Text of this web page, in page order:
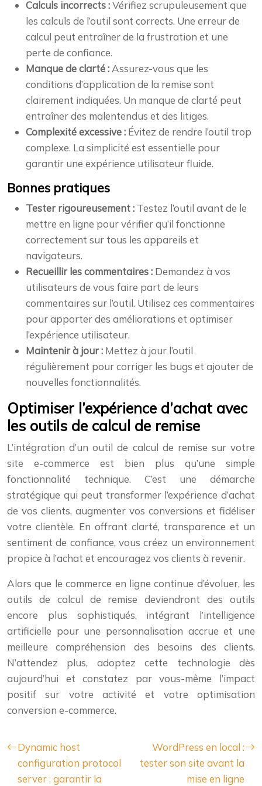
Calculs incorrects :Vérifiez scrupuleusement que
les calculs de l’outil sont corrects. Une erreur de
calcul peut entraîner de la frustration et une
perte de confiance.
Manque de clarté :Assurez-vous que les
conditions d’application de la remise sont
clairement indiquées. Un manque de clarté peut
entraîner des malentendus et des litiges.
Complexité excessive : Évitez de rendre l’outil trop
complexe. La simplicité est essentielle pour
garantir une expérience utilisateur fluide.
Bonnes pratiques
Tester rigoureusement : Testez l’outil avant de le
mettre en ligne pour vérifier qu’il fonctionne
correctement sur tous les appareils et
navigateurs.
Recueillir les commentaires : Demandez à vos
utilisateurs de vous faire part de leurs
commentaires sur l’outil. Utilisez ces commentaires
pour apporter des améliorations et optimiser
l’expérience utilisateur.
Maintenir à jour : Mettez à jour l’outil
régulièrement pour corriger les bugs et ajouter de
nouvelles fonctionnalités.
Optimiser l’expérience d’achat avec
les outils de calcul de remise
L’intégration d’un outil de calcul de remise sur votre
site e-commerce est bien plus qu’une simple
fonctionnalité technique. C’est une démarche
stratégique qui peut transformer l’expérience d’achat
de vos clients, augmenter vos conversions et fidéliser
votre clientèle. En offrant clarté, transparence et un
sentiment de confiance, vous créez un environnement
propice à l’achat et encouragez vos clients à revenir.
Alors que le commerce en ligne continue d’évoluer, les
outils de calcul de remise deviendront des outils
encore plus sophistiqués, intégrant l’intelligence
artificielle pour une personnalisation accrue et une
meilleure compréhension des besoins des clients.
N’attendez plus, adoptez cette technologie dès
aujourd’hui et constatez par vous-même l’impact
positif sur votre activité et votre optimisation
conversion e-commerce.
Dynamic host
configuration protocol
server : garantir la
WordPress en local :
tester son site avant la
mise en ligne